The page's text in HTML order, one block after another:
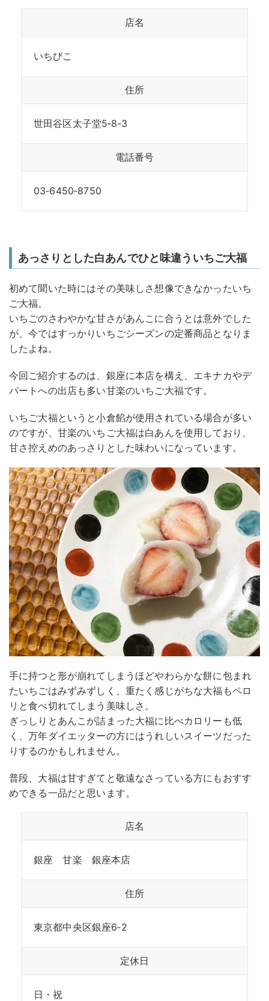
店名
いちびこ
住所
世田谷区太子堂5‐8‐3
電話番号
03‐6450‐8750
あっさりとした白あんでひと味違ういちご大福
初めて聞いた時にはその美味しさ想像できなかったいち
ご大福。
いちごのさわやかな甘さがあんこに合うとは意外でした
が、今ではすっかりいちごシーズンの定番商品となりま
したよね。
今回ご紹介するのは、銀座に本店を構え、エキナカやデ
パートへの出店も多い甘楽のいちご大福です。
いちご大福というと小倉餡が使用されている場合が多い
のですが、甘楽のいちご大福は白あんを使用しており、
甘さ控えめのあっさりとした味わいになっています。
手に持つと形が崩れてしまうほどやわらかな餅に包まれ
たいちごはみずみずしく、重たく感じがちな大福もペロ
リと食べ切れてしまう美味しさ。
ぎっしりとあんこが詰まった大福に比べカロリーも低
く、万年ダイエッターの方にはうれしいスイーツだった
りするのかもしれません。
普段、大福は甘すぎてと敬遠なさっている方にもおすす
めできる一品だと思います。
店名
銀座 甘楽 銀座本店
住所
東京都中央区銀座6‐2
定休日
日・祝